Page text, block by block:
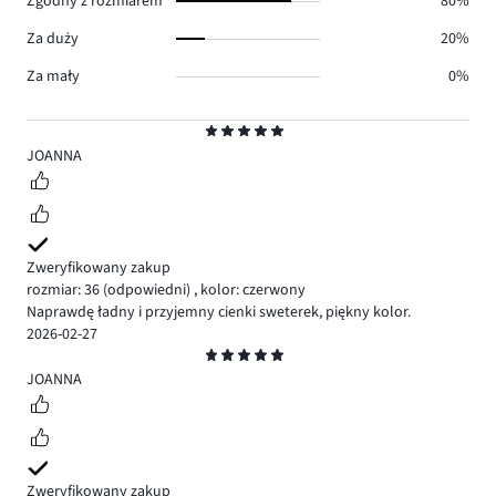
5
JOANNA
Zweryfikowany zakup
rozmiar: 36 (odpowiedni) , kolor: czerwony
Naprawdę ładny i przyjemny cienki sweterek, piękny kolor.
2026-02-27
5
JOANNA
Za duży
20%
Za mały
0%